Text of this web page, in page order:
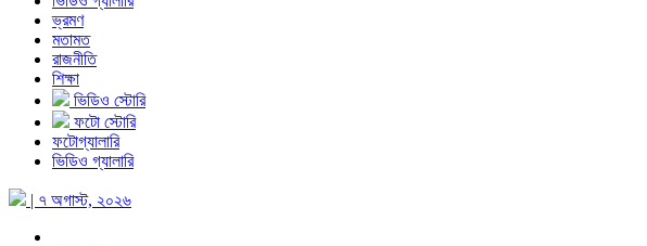
ভ্রমণ
মতামত
রাজনীতি
শিক্ষা
ভিডিও স্টোরি
ফটো স্টোরি
ফটোগ্যালারি
ভিডিও গ্যালারি
| ৭ অগাস্ট, ২০২৬